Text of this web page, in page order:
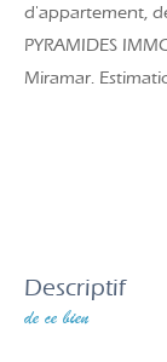
d'appartement,
PYRAMIDES
Miramar.
descriptif
de ce bien